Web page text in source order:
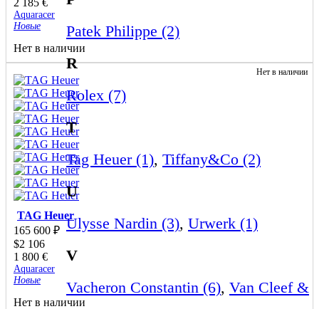
Patek Philippe (2)
R
Rolex (7)
T
Tag Heuer (1), Tiffany&Co (2)
U
Ulysse Nardin (3), Urwerk (1)
V
Vacheron Constantin (6), Van Cleef &
Aquaracer
Новые
Нет в наличии
Нет в наличии
TAG Heuer
165 600 ₽
$2 106
1 800 €
Aquaracer
Новые
Нет в наличии